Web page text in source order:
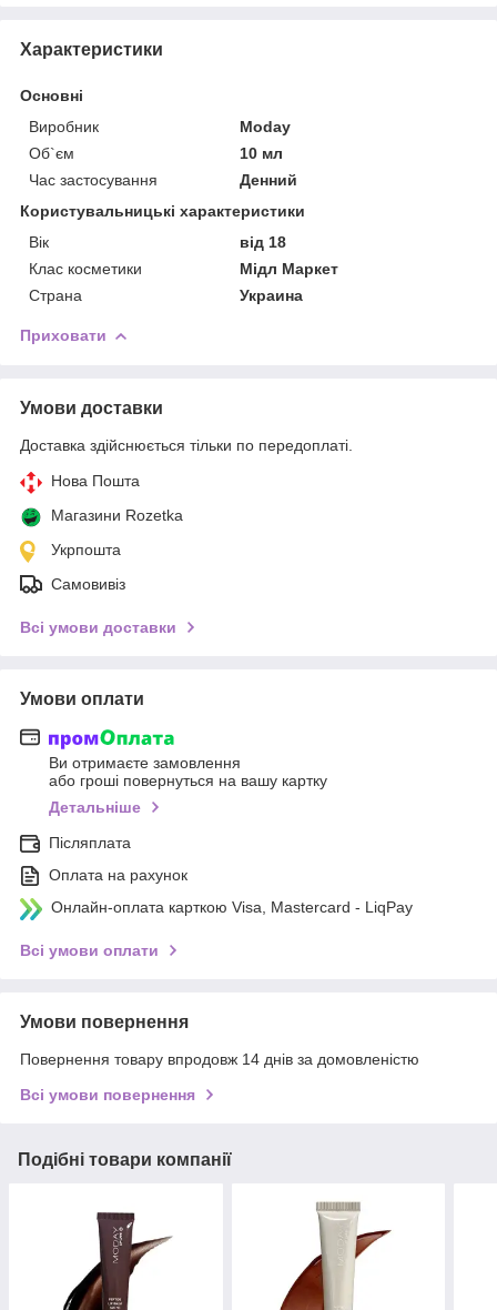
Характеристики
Основні
Виробник
Moday
Об`єм
10 мл
Час застосування
Денний
Користувальницькі характеристики
Вік
від 18
Клас косметики
Мідл Маркет
Страна
Украина
Приховати
Умови доставки
Доставка здійснюється тільки по передоплаті.
Нова Пошта
Магазини Rozetka
Укрпошта
Самовивіз
Всі умови доставки
Умови оплати
Ви отримаєте замовлення
або гроші повернуться на вашу картку
Детальніше
Післяплата
Оплата на рахунок
Онлайн-оплата карткою Visa, Mastercard - LiqPay
Всі умови оплати
Умови повернення
Повернення товару впродовж 14 днів за домовленістю
Всі умови повернення
Подібні товари компанії